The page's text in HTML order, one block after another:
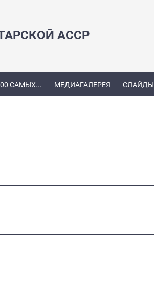
АССР
САМЫХ... МЕДИАГАЛЕРЕЯ СЛАЙДЫ